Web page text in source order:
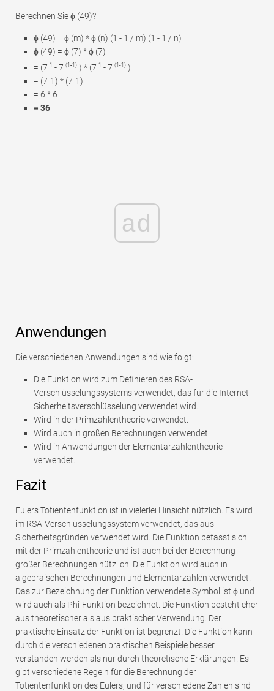
Berechnen Sie ϕ (49)?
ϕ (49) = ϕ (m) * ϕ (n) (1 - 1 / m) (1 - 1 / n)
ϕ (49) = ϕ (7) * ϕ (7)
= (7 1 - 7 (1-1) ) * (7 1 - 7 (1-1) )
= (7-1) * (7-1)
= 6 * 6
= 36
ad
Anwendungen
Die verschiedenen Anwendungen sind wie folgt:
Die Funktion wird zum Definieren des RSA-
Verschlüsselungssystems verwendet, das für die Internet-
Sicherheitsverschlüsselung verwendet wird.
Wird in der Primzahlentheorie verwendet.
Wird auch in großen Berechnungen verwendet.
Wird in Anwendungen der Elementarzahlentheorie
verwendet.
Fazit
Eulers Totientenfunktion ist in vielerlei Hinsicht nützlich. Es wird
im RSA-Verschlüsselungssystem verwendet, das aus
Sicherheitsgründen verwendet wird. Die Funktion befasst sich
mit der Primzahlentheorie und ist auch bei der Berechnung
großer Berechnungen nützlich. Die Funktion wird auch in
algebraischen Berechnungen und Elementarzahlen verwendet.
Das zur Bezeichnung der Funktion verwendete Symbol ist ϕ und
wird auch als Phi-Funktion bezeichnet. Die Funktion besteht eher
aus theoretischer als aus praktischer Verwendung. Der
praktische Einsatz der Funktion ist begrenzt. Die Funktion kann
durch die verschiedenen praktischen Beispiele besser
verstanden werden als nur durch theoretische Erklärungen. Es
gibt verschiedene Regeln für die Berechnung der
Totientenfunktion des Eulers, und für verschiedene Zahlen sind